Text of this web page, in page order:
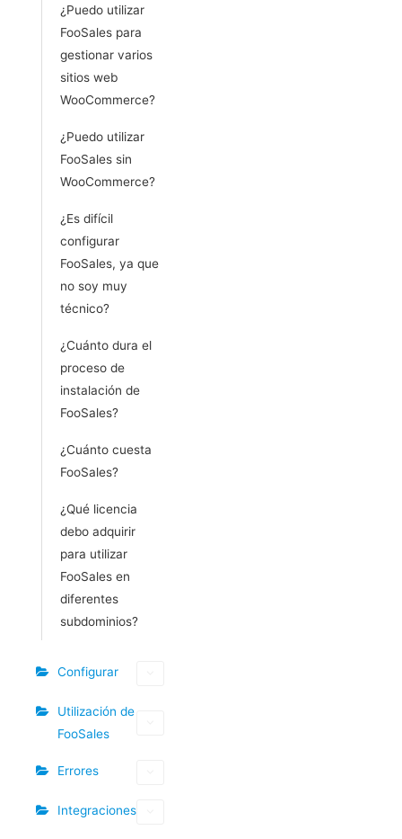
¿Puedo utilizar
FooSales para
gestionar varios
sitios web
WooCommerce?
¿Puedo utilizar
FooSales sin
WooCommerce?
¿Es difícil
configurar
FooSales, ya que
no soy muy
técnico?
¿Cuánto dura el
proceso de
instalación de
FooSales?
¿Cuánto cuesta
FooSales?
¿Qué licencia
debo adquirir
para utilizar
FooSales en
diferentes
subdominios?
Configurar
Utilización de
FooSales
Errores
Integraciones